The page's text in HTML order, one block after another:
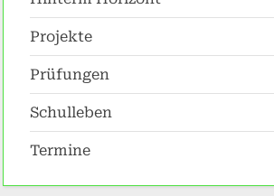
Projekte
Prüfungen
Schulleben
Termine